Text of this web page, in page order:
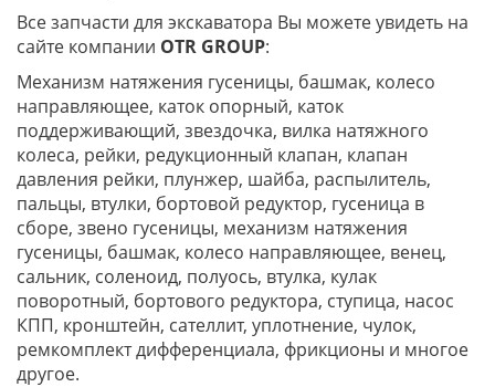
Все запчасти для экскаватора Вы можете увидеть на
сайте компании OTR GROUP:
Механизм натяжения гусеницы, башмак, колесо
направляющее, каток опорный, каток
поддерживающий, звездочка, вилка натяжного
колеса, рейки, редукционный клапан, клапан
давления рейки, плунжер, шайба, распылитель,
пальцы, втулки, бортовой редуктор, гусеница в
сборе, звено гусеницы, механизм натяжения
гусеницы, башмак, колесо направляющее, венец,
сальник, соленоид, полуось, втулка, кулак
поворотный, бортового редуктора, ступица, насос
КПП, кронштейн, сателлит, уплотнение, чулок,
ремкомплект дифференциала, фрикционы и многое
другое.